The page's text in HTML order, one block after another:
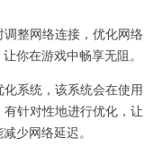
整网络连接，优化网络
你在游戏中畅享无阻。
系统，该系统会在使用
针对性地进行优化，让
少网络延迟。